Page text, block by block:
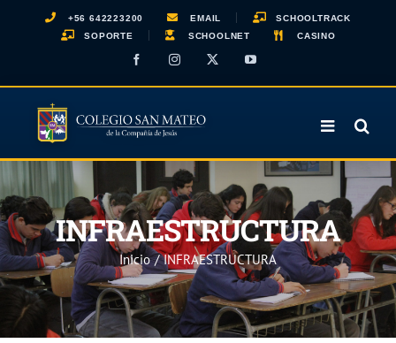
+56 642223200 EMAIL
SCHOOLTRACK
SOPORTE
SCHOOLNET CASINO
FacebookInstagram YouTube
INFRAESTRUCTURA
Inicio INFRAESTRUCTURA